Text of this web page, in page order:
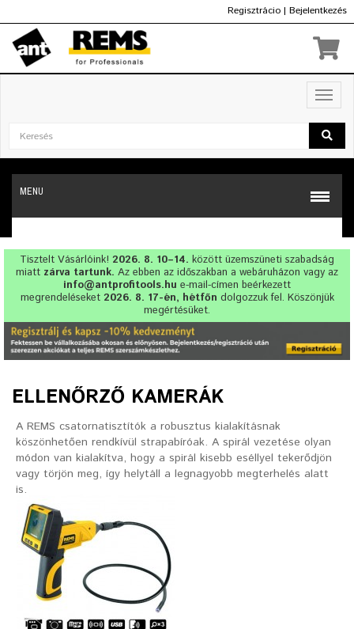
Regisztrácio | Bejelentkezés
MENU
Tisztelt Vásárlóink! 2026. 8. 10–14. között üzemszüneti szabadság
miatt zárva tartunk. Az ebben az időszakban a webáruházon vagy az
info@antprofitools.hu e-mail-címen beérkezett
megrendeléseket 2026. 8. 17-én, hétfőn dolgozzuk fel. Köszönjük
megértésüket.
ELLENŐRZŐ KAMERÁK
A REMS csatornatisztítók a robusztus kialakításnak
köszönhetően rendkívül strapabíróak. A spirál vezetése olyan
módon van kialakítva, hogy a spirál kisebb eséllyel tekerődjön
vagy törjön meg, így helytáll a legnagyobb megterhelés alatt
is.